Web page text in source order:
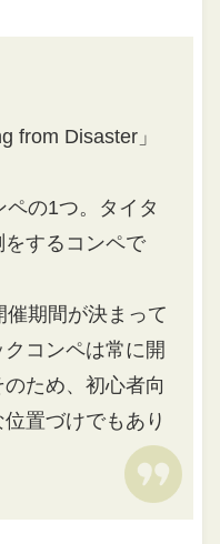
from Disaster」
の1つ。タイタ
するコンペで
期間が決まって
コンペは常に開
ため、初心者向
置づけでもあり